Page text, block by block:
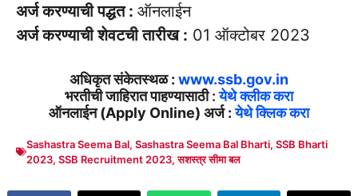
अर्ज करण्याची पद्धत : ऑनलाईन
अर्ज करण्याची शेवटची तारीख : 01 ऑक्टोबर 2023
अधिकृत संकेतस्थळ : www.ssb.gov.in
भरतीची जाहिरात पाहण्यासाठी :येथे क्लीक करा
ऑनलाईन (Apply Online) अर्ज :येथे क्लिक करा
Sashastra Seema Bal, Sashastra Seema Bal Bharti, SSB Bharti
2023, SSB Recruitment 2023,सशस्त्र सीमा बल